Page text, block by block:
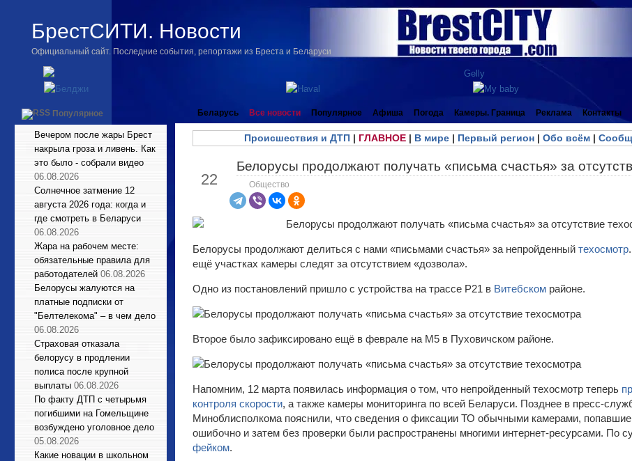
БрестСИТИ. Новости
Официальный сайт. Последние события, репортажи из Бреста и Беларуси
Популярное
Вечером после жары Брест
накрыла гроза и ливень. Как
это было - собрали видео
06.08.2026
Солнечное затмение 12
августа 2026 года: когда и
где смотреть в Беларуси
06.08.2026
Жара на рабочем месте:
обязательные правила для
работодателей 06.08.2026
Белорусы жалуются на
платные подписки от
"Белтелекома" – в чем дело
06.08.2026
Страховая отказала
белорусу в продлении
полиса после крупной
выплаты 06.08.2026
По факту ДТП с четырьмя
погибшими на Гомельщине
возбуждено уголовное дело
05.08.2026
Какие новации в школьном
Беларусь Все новости Популярное Афиша Погода Камеры. Граница Реклама Контакты
Происшествия и ДТП| ГЛАВНОЕ| В мире| Первый регион| Обо всём|
22
Белорусы продолжают получать «письма счастья» за
Общество
Белорусы продолжают делиться с нами «письмами счастья» за непройденный техосмотр
ещё участках камеры следят за отсутствием «дозвола».
Одно из постановлений пришло с устройства на трассе Р21 в Витебском районе.
Второе было зафиксировано ещё в феврале на М5 в Пуховичском районе.
Напомним, 12 марта появилась информация о том, что непройденный техосмотр теперь
контроля скорости, а также камеры мониторинга по всей Беларуси. Позднее в пресс-
Миноблисполкома пояснили, что сведения о фиксации ТО обычными камерами,
ошибочно и затем без проверки были распространены многими интернет-ресурсами. По
фейком.